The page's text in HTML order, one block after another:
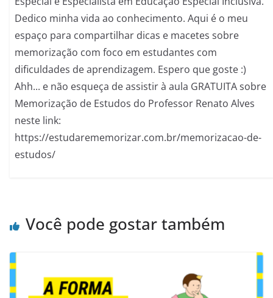
Dedico minha vida ao conhecimento. Aqui é o meu
espaço para compartilhar dicas e macetes sobre
memorização com foco em estudantes com
dificuldades de aprendizagem. Espero que goste :)
Ahh... e não esqueça de assistir à aula GRATUITA sobre
Memorização de Estudos do Professor Renato Alves
neste link:
https://estudarememorizar.com.br/memorizacao-de-
estudos/
Você pode gostar também